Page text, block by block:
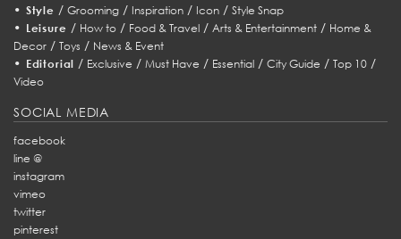
• Style / Grooming/ Inspiration/ Icon/ Style Snap
• Leisure / How to/ Food & Travel/ Arts & Entertainment/ Home &
Decor / Toys / News & Event
• Editorial / Exclusive /Must Have / Essential /City Guide /Top 10 /
Video
SOCIAL MEDIA
facebook
line @
instagram
vimeo
twitter
pinterest